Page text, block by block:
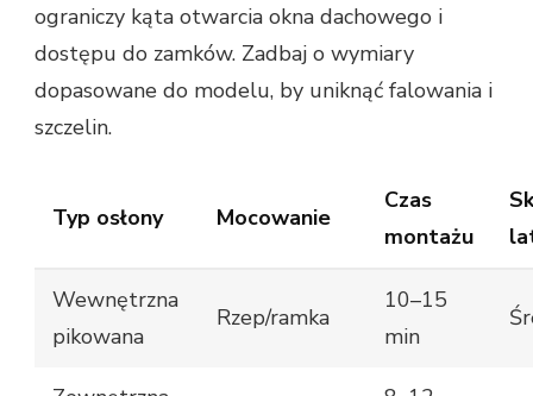
ograniczy kąta otwarcia okna dachowego i
dostępu do zamków. Zadbaj o wymiary
dopasowane do modelu, by uniknąć falowania i
szczelin.
Typ osłony Mocowanie
Czas
montażu
Wewnętrzna
pikowana
Rzep/ramka
10–15
min